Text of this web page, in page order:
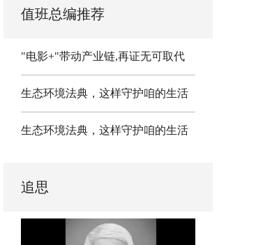
值班总编推荐
"电影+"带动产业链,再证无可取代
生态环境法典，这样守护咱的生活
生态环境法典，这样守护咱的生活
追思